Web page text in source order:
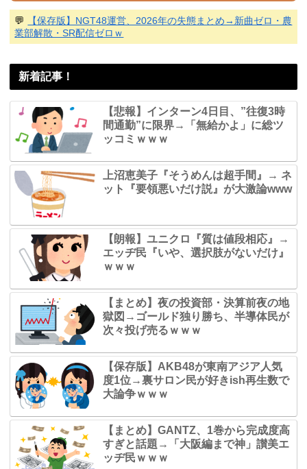
💬
【保存版】NGT48運営、2026年の失態まとめ→新曲ゼロ・農
業部解散・SR配信ゼロｗ
新着記事！
【悲報】インターン4日目、”往復3時
間通勤”に限界→「無給かよ」に総ツ
ッコミｗｗｗ
上沼恵美子『そうめんは超手間』→ ネ
ット『要領悪いだけ説』が大激論www
【朗報】ユニクロ『質は値段相応』→
エッヂ民『いや、選択肢がないだけ』
ｗｗｗ
【まとめ】夜の投資部・決算前夜の地
獄図→ゴールド独り勝ち、半導体民が
次々投げ売るｗｗｗ
【保存版】AKB48が東南アジア人気
度1位→裏サロン民が好きish再生数で
大論争ｗｗｗ
【まとめ】GANTZ、1巻から完成度高
すぎと話題→「大阪編まで神」讃美エ
ッヂ民ｗｗｗ